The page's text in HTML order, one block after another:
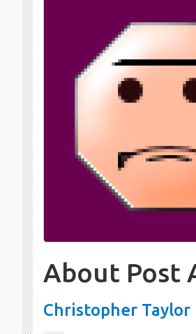
About Post
Christopher Taylor